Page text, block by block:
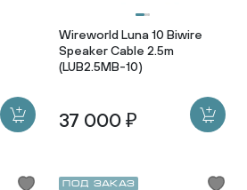
Wireworld Luna 10 Biwire
Speaker Cable 2.5m
(LUB2.5MB-10)
37 000 ₽
Под заказ